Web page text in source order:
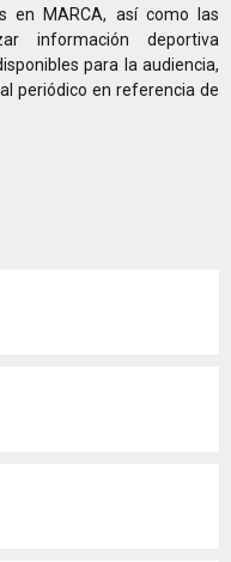
en MARCA, así como las
información deportiva
para la audiencia,
periódico en referencia de